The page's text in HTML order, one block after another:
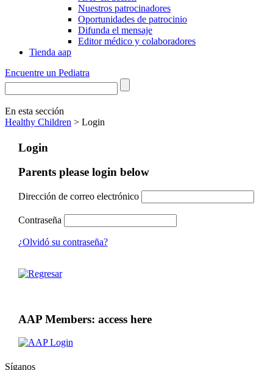
Nuestros patrocinadores
Oportunidades de patrocinio
Difunda el mensaje
Editor médico y colaboradores
Tienda aap
Encuentre un Pediatra
En esta sección
Healthy Children > Login
Login
Parents please login below
Dirección de correo electrónico
Contraseña
¿Olvidó su contraseña?
AAP Members: access here
Síganos